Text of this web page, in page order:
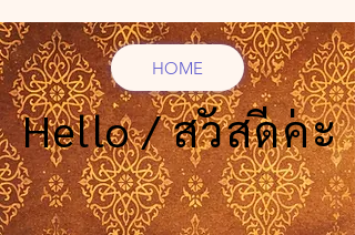
HOME
Hello / สวัสดีค่ะ
Hello / สวัสดีค่ะ